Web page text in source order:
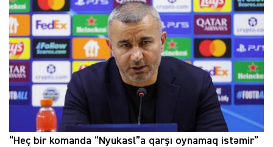
“Heç bir komanda “Nyukasl”a qarşı oynamaq istəmir”